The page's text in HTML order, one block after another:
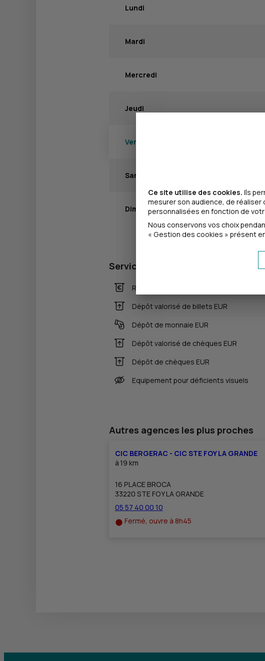
Lundi
Mardi
Mercredi
Jeudi
Vendredi
Samedi
Dimanche
Services
Retrait de billets EUR
Dépôt valorisé de billets EUR
Dépôt de monnaie EUR
Dépôt valorisé de chèques EUR
Dépôt de chèques EUR
Equipement pour déficients visuels
Autres agences les plus proches
CIC BERGERAC - CIC STE FOY LA GRANDE
à 19 km
16 PLACE BROCA
33220 STE FOY LA GRANDE
05 57 40 00 10
Fermé, ouvre à 8h45
Ce site utilise des cookies. Ils
mesurer son audience, de
personnalisées en fonction de
Nous conservons vos choix
« Gestion des cookies » présent